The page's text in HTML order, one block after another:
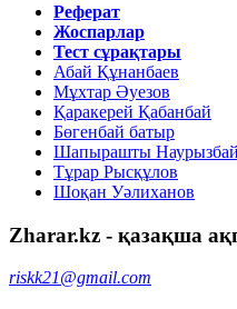
Реферат
Жоспарлар
Тест сұрақтары
Абай Құнанбаев
Мұхтар Әуезов
Қаракерей Қабанбай
Бөгенбай батыр
Шапырашты
Тұрар Рысқұлов
Шоқан Уәлиханов
Zharar.kz - қазақша
riskk21@gmail.com